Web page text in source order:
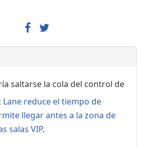
saltarse la cola del control de
Lane reduce el tiempo de
llegar antes a la zona de
salas VIP.